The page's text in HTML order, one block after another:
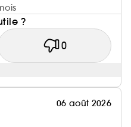
?
0
06 août 2026